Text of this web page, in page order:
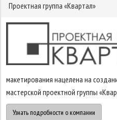
Проектная группа «Квартал»
макетирования нацелена на
мастерской проектной группы
Узнать подробности о компании